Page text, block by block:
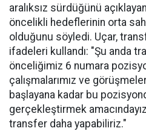
aralıksız sürdüğünü
öncelikli hedeflerinin orta
olduğunu söyledi. Uçar,
ifadeleri kullandı: "Şu anda
önceliğimiz 6 numara
çalışmalarımız ve
başlayana kadar bu
gerçekleştirmek
transfer daha yapabiliriz."